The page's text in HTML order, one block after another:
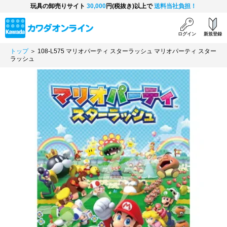
玩具の卸売りサイト 30,000円(税抜き)以上で送料当社負担！
ログイン 新規登録
トップ＞ 108-L575 マリオパーティ スターラッシュ マリオパーティ スター
ラッシュ